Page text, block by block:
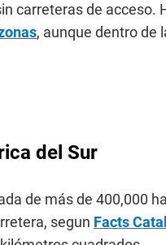
carreteras de acceso.
, aunque dentro de
del Sur
de más de 400,000
segun Facts